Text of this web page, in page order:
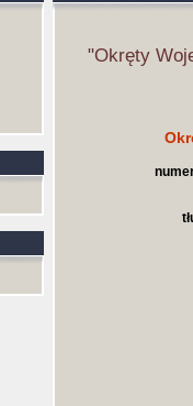
"Okręty